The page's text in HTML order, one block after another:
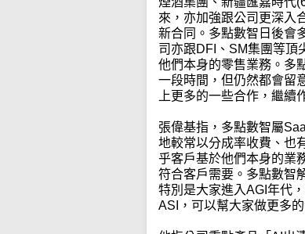
來，亦加強跟公司更深入
新合同。多點數智日後會
司亦跟DFI、SM集團等頂
他們本身的零售業務。多
一段時間，但仍然都會留
上更多的一些合作，繼續
張偉基指，多點數智屬
地較常以分成率收費、也
乎客戶基於他們本身的業
符合客戶需要。多點數智
特別是大家進入AGI年代
ASI，可以幫大家做更多